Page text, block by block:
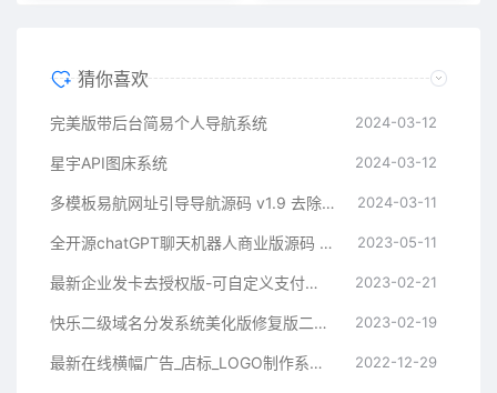
猜你喜欢
完美版带后台简易个人导航系统 2024-03-12
星宇API图床系统 2024-03-12
多模板易航网址引导导航源码 v1.9 去除弹窗等开心版 2024-03-11
全开源chatGPT聊天机器人商业版源码 支持魔改 完全开放源代码 2023-05-11
最新企业发卡去授权版-可自定义支付接口 2023-02-21
快乐二级域名分发系统美化版修复版二开版 2023-02-19
最新在线横幅广告_店标_LOGO制作系统源码本地接口版 2022-12-29